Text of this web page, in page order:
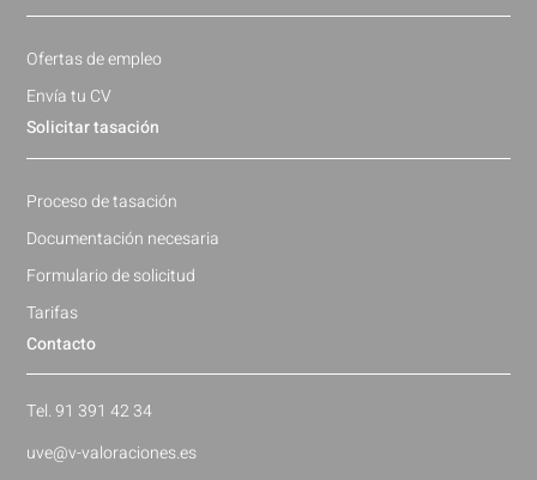
Contacto
Tel. 91 391 42 34
uve@v-valoraciones.es
Solicitar tasación
Proceso de tasación
Documentación necesaria
Formulario de solicitud
Tarifas
Ofertas de empleo
Envía tu CV